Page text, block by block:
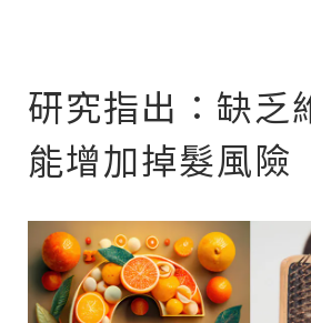
研究指出：缺乏
能增加掉髮風險